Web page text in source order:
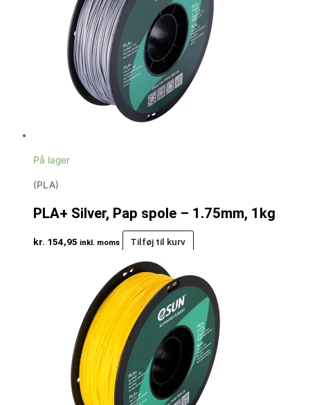
På lager
(PLA)
PLA+ Silver, Pap spole – 1.75mm, 1kg
kr. 154,95 inkl. moms Tilføj til kurv